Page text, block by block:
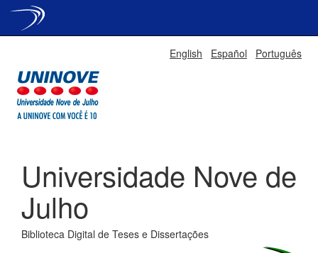
English Español Português
Universidade Nove de
Julho
Biblioteca Digital de Teses e Dissertações